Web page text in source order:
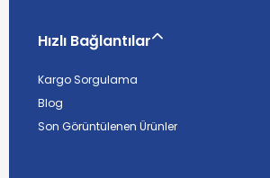
Hızlı Bağlantılar
Kargo Sorgulama
Blog
Son Görüntülenen Ürünler